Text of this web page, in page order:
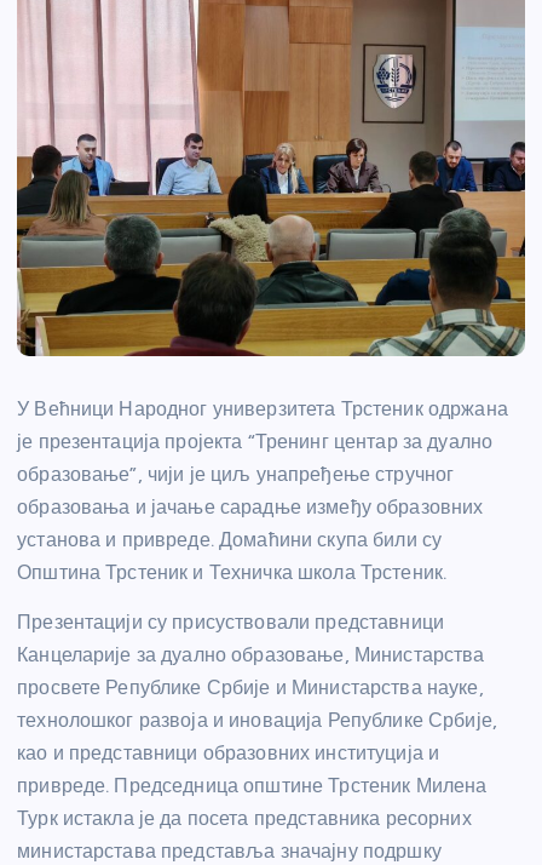
У Већници Народног универзитета Трстеник одржана
је презентација пројекта “Тренинг центар за дуално
образовање”, чији је циљ унапређење стручног
образовања и јачање сарадње између образовних
установа и привреде. Домаћини скупа били су
Општина Трстеник и Техничка школа Трстеник.
Презентацији су присуствовали представници
Канцеларије за дуално образовање, Министарства
просвете Републике Србије и Министарства науке,
технолошког развоја и иновација Републике Србије,
као и представници образовних институција и
привреде. Председница општине Трстеник Милена
Турк истакла је да посета представника ресорних
министарстава представља значајну подршку